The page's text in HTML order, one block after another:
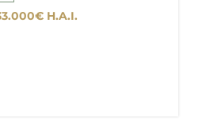
H.A.I.